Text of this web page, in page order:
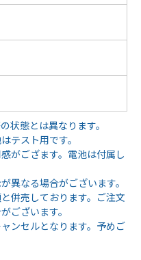
状態とは異なります。
テスト用です。
がござます。電池は付属し
異なる場合がございます。
併売しております。ご注文
ございます。
ンセルとなります。予めご